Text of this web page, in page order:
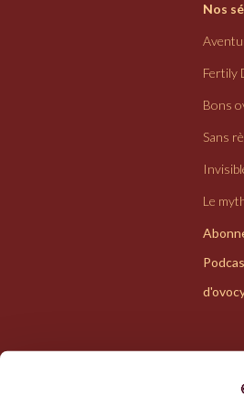
Nos
Fertily
Bons
Sans
Le